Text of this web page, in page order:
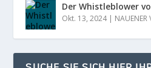
Der Whistleblower
Okt. 13, 2024| NAUENER